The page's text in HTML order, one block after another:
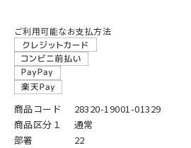
ご利用可能なお支払方法
商品コード
28320-19001-01329
商品区分１
通常
部署
22